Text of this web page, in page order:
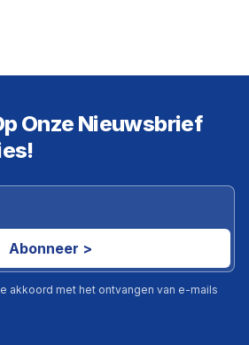
Onze Nieuwsbrief
Abonneer >
akkoord met het ontvangen van e-mails